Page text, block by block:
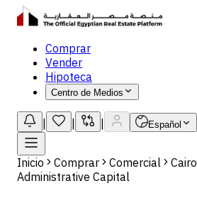
Comprar
Vender
Hipoteca
Centro de Medios
Español
Inicio Comprar Comercial Cairo
Administrative Capital